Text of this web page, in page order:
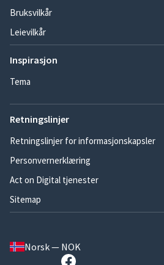
Bruksvilkår
Leievilkår
Inspirasjon
Tema
Retningslinjer
Retningslinjer for informasjonskapsler
Personvernerklæring
Act on Digital tjenester
Sitemap
Norsk — NOK